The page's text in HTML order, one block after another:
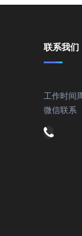
联系我们
工作时间
微信联系